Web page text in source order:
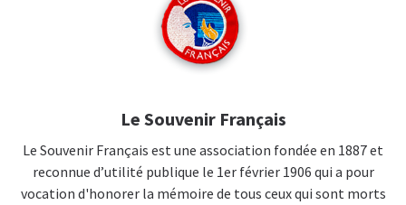
Le Souvenir Français
Le Souvenir Français est une association fondée en 1887 et
reconnue d’utilité publique le 1er février 1906 qui a pour
vocation d'honorer la mémoire de tous ceux qui sont morts